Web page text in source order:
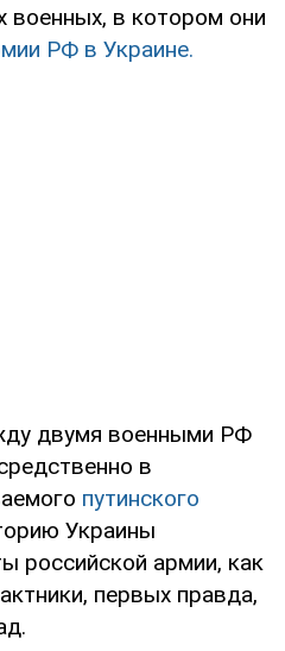
военных, в котором они
РФ в Украине.
двумя военными РФ
в
путинского
Украины
российской армии, как
первых правда,